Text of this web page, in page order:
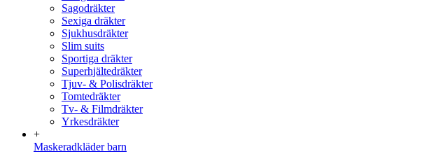
Sagodräkter
Sexiga dräkter
Sjukhusdräkter
Slim suits
Sportiga dräkter
Superhjältedräkter
Tjuv- & Polisdräkter
Tomtedräkter
Tv- & Filmdräkter
Yrkesdräkter
+
Maskeradkläder barn